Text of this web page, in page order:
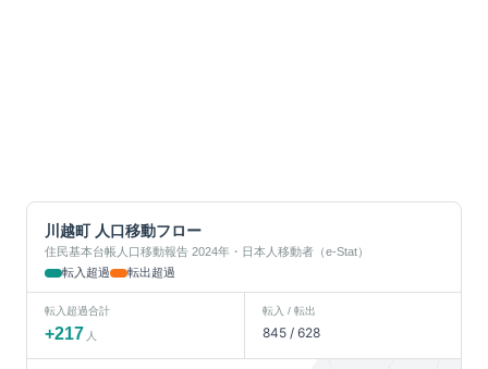
川越町人口移動フロー
住民基本台帳人口移動報告 2024年・日本人移動者（e-Stat）
転入超過
転出超過
転入超過合計
+217 人
転入 / 転出
845/ 628